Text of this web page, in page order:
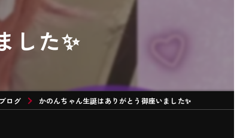
ェ
した✨
ブログ かのんちゃん生誕はありがとう御座いました✨